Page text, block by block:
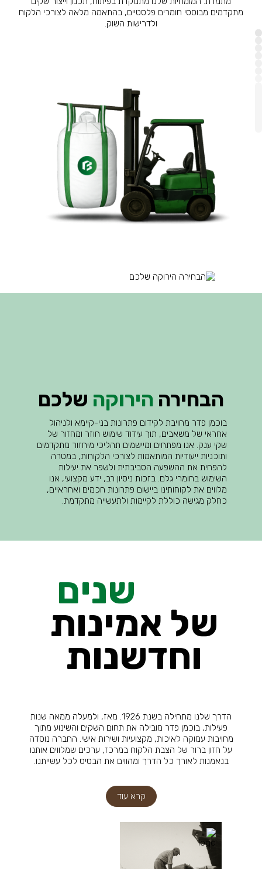
מתקדמים מבוססי חומריםפלסטיים, בהתאמה מלאה לצורכי הלקוח
ולדרישות השוק.
הבחירה הירוקהשלכם
בוכמן פדר מחויבת לקידום פתרונות בני-קיימא ולניהול
אחראישל משאבים, תוך עידוד שימוש חוזר ומחזור של
שקי ענק.אנו מפתחים ומיישמים תהליכי מיחזור מתקדמים
ותוכניות ייעודיותהמותאמות לצורכי הלקוחות, במטרה
להפחית את ההשפעההסביבתית ולשפר את יעילות
השימוש בחומרי גלם. בזכות ניסיון רב,ידע מקצועי, אנו
מלווים את לקוחותינו ביישום פתרונות חכמיםואחראיים,
כחלק מגישה כוללת לקיימות ולתעשייה מתקדמת.
שנים
של אמינות
וחדשנות
הדרך שלנו מתחילה בשנת 1926. מאז, ולמעלה ממאה שנות
פעילות,בוכמן פדר מובילה את תחום השקים והשינוע מתוך
מחויבותעמוקה לאיכות, מקצועיות ושירות אישי. החברה נוסדה
עלחזון ברור של הצבת הלקוח במרכז, ערכים שמלווים אותנו
בנאמנותלאורך כל הדרך ומהווים את הבסיס לכל עשייתנו.
קרא עוד